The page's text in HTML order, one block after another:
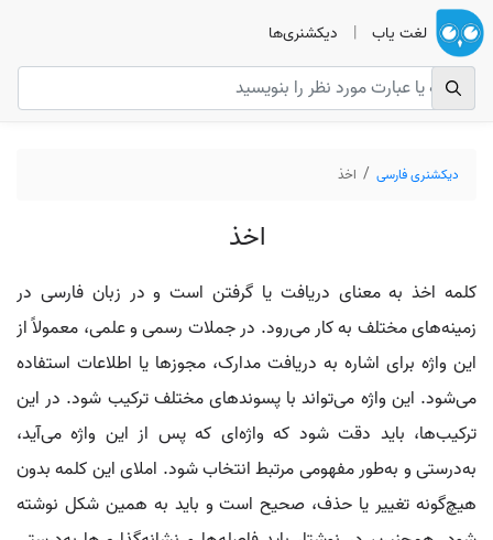
لغت یاب | دیکشنری‌ها
دیکشنری فارسی اخذ
اخذ
کلمه اخذ به معنای دریافت یا گرفتن است و در زبان فارسی در
زمینه‌های مختلف به کار می‌رود. در جملات رسمی و علمی، معمولاً از
این واژه برای اشاره به دریافت مدارک، مجوزها یا اطلاعات استفاده
می‌شود. این واژه می‌تواند با پسوندهای مختلف ترکیب شود. در این
ترکیب‌ها، باید دقت شود که واژه‌ای که پس از این واژه می‌آید،
به‌درستی و به‌طور مفهومی مرتبط انتخاب شود. املای این کلمه بدون
هیچ‌گونه تغییر یا حذف، صحیح است و باید به همین شکل نوشته